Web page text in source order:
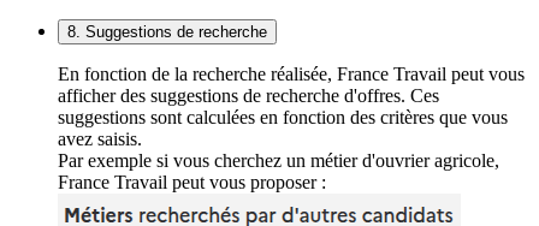
8. Suggestions de recherche
En fonction de la recherche réalisée, France Travail peut vous
afficher des suggestions de recherche d'offres. Ces
suggestions sont calculées en fonction des critères que vous
avez saisis.
Par exemple si vous cherchez un métier d'ouvrier agricole,
France Travail peut vous proposer :